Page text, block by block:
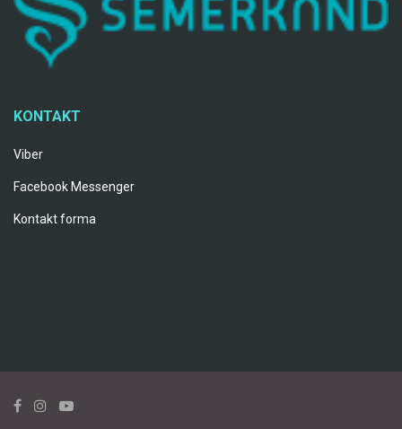
KONTAKT
Viber
Facebook Messenger
Kontakt forma